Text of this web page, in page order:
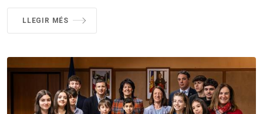
LLEGIR MÉS